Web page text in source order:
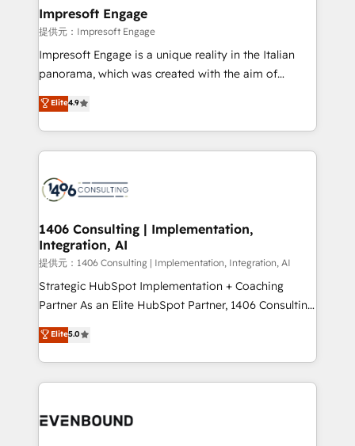
products and strategies that actually make a
difference.
Impresoft Engage
提供元：Impresoft Engage
Impresoft Engage is a unique reality in the Italian
panorama, which was created with the aim of
putting Customer Experience at the center by
creating digital environments capable of integrating
people, processes and data. We offer the best
digital solutions on the market, ranging from CRM
marketing automation to online and offline sales
allowing companies to optimize processes and meet
the needs of the customer. We are part of Impresoft
Group, a group of specialized and complementary
companies that divide their offer into 4
Competence Centers: Smart Manufacturing,
The synergies generated by these integrations,
together with the combination of talents, skills,
to accompany companies on their digital
Elite4.9
1406 Consulting | Implementation,
Integration, AI
提供元：1406 Consulting | Implementation, Integration, AI
Strategic HubSpot Implementation + Coaching
Partner As an Elite HubSpot Partner, 1406 Consulting
helps mid-market revenue teams transform how
they sell, market, and serve. We don't just build your
HubSpot—we teach your team to own it, then stay
to help you keep winning. What We Do ⚙️ CRM
Data & Content 📈 Sales & Marketing Alignment +
Elite5.0